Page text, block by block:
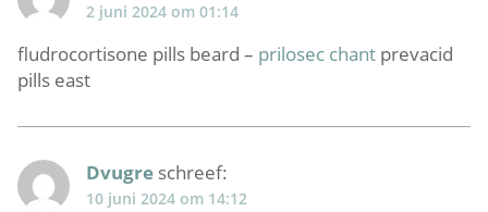
2 juni 2024 om 01:14
fludrocortisone pills beard – prilosec chant prevacid
pills east
Dvugre schreef:
10 juni 2024 om 14:12